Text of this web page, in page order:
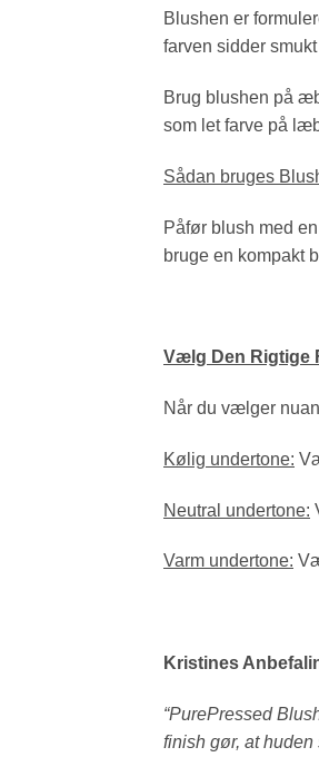
Blushen er
farven sidder
Brug blushen på
som let farve på
Sådan bruges
Påfør blush med
bruge en kompakt
Vælg Den Rigtige
Når du vælger
Kølig undertone:
Neutral undertone:
Varm undertone:
Kristines
“PurePressed
finish gør, at huden